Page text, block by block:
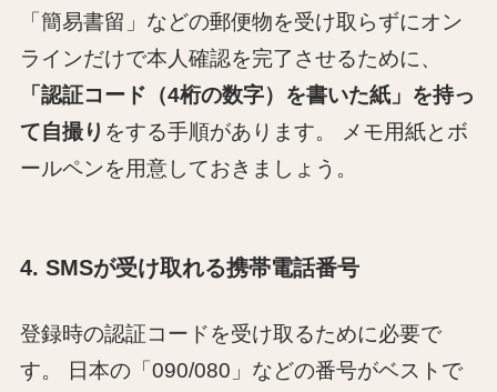
「簡易書留」などの郵便物を受け取らずにオン
ラインだけで本人確認を完了させるために、
「 認証コード（4桁の数字）を書いた紙」を持っ
て自撮り をする手順があります。 メモ用紙とボ
ールペンを用意しておきましょう。
4. SMSが受け取れる携帯電話番号
登録時の認証コードを受け取るために必要で
す。 日本の「090/080」などの番号がベストで